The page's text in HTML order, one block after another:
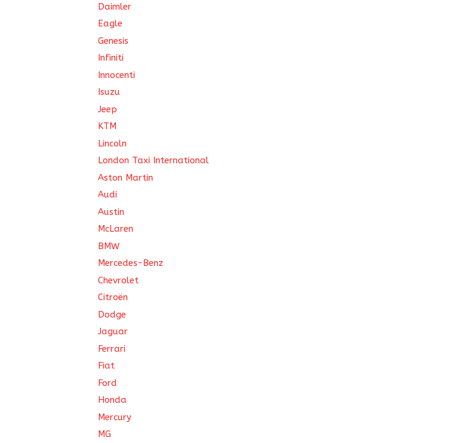
Daimler
Eagle
Genesis
Infiniti
Innocenti
Isuzu
Jeep
KTM
Lincoln
London Taxi International
Aston Martin
Audi
Austin
McLaren
BMW
Mercedes-Benz
Chevrolet
Citroën
Dodge
Jaguar
Ferrari
Fiat
Ford
Honda
Mercury
MG